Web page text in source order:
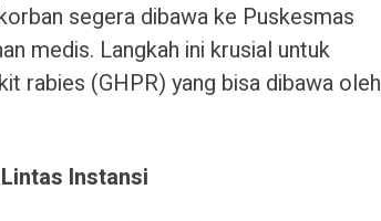
segera dibawa ke Puskesmas
medis. Langkah ini krusial untuk
rabies (GHPR) yang bisa dibawa oleh
Instansi